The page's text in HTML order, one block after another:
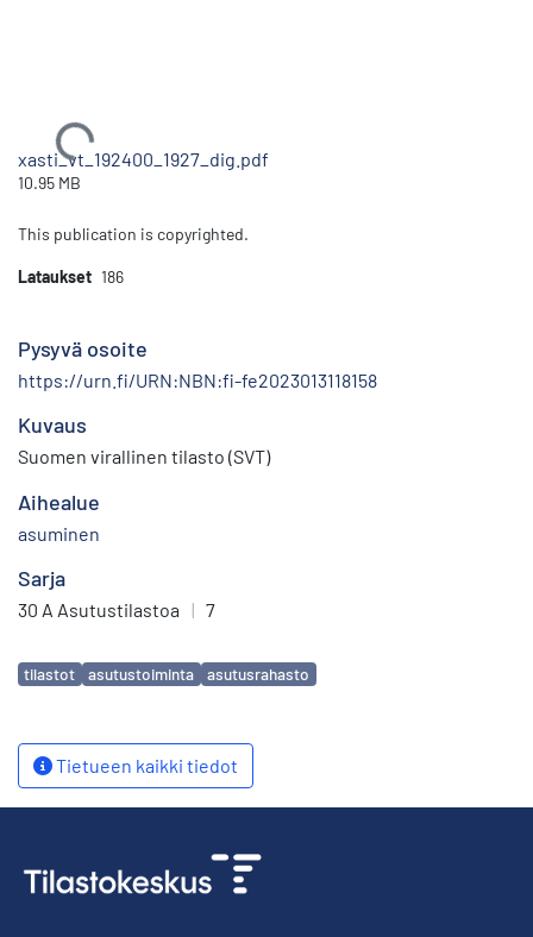
Ladataan...
xasti_vt_192400_1927_dig.pdf
10.95 MB
This publication is copyrighted.
Lataukset 186
Pysyvä osoite
https://urn.fi/URN:NBN:fi-fe2023013118158
Kuvaus
Suomen virallinen tilasto (SVT)
Aihealue
asuminen
Sarja
30 A Asutustilastoa | 7
Avainsanat
tilastot asutustoiminta asutusrahasto
Tietueen kaikki tiedot